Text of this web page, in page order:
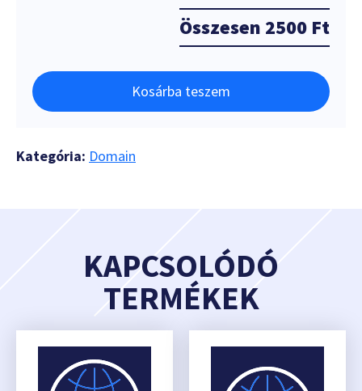
Összesen 2500 Ft
Kosárba teszem
Kategória: Domain
KAPCSOLÓDÓ
TERMÉKEK